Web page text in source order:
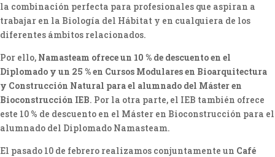
la combinación perfecta para profesionales que aspiran a
trabajar en la Biología del Hábitat y en cualquiera de los
diferentes ámbitos relacionados.
Por ello, Namasteam ofrece un 10 % de descuento en el
Diplomado y un 25 % en Cursos Modulares en Bioarquitectura
y Construcción Natural para el alumnado del Máster en
Bioconstrucción IEB. Por la otra parte, el IEB también ofrece
este 10 % de descuento en el Máster en Bioconstrucción para el
alumnado del Diplomado Namasteam.
El pasado 10 de febrero realizamos conjuntamente un Café